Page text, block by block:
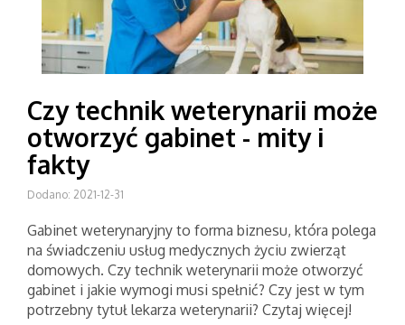
Czy technik weterynarii może
otworzyć gabinet - mity i
fakty
Dodano: 2021-12-31
Gabinet weterynaryjny to forma biznesu, która polega
na świadczeniu usług medycznych życiu zwierząt
domowych. Czy technik weterynarii może otworzyć
gabinet i jakie wymogi musi spełnić? Czy jest w tym
potrzebny tytuł lekarza weterynarii? Czytaj więcej!